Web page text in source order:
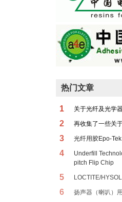
热门文章
1 关于光纤及光学
2 再收集了一些关
3 光纤用胶Epo-
4
Underfill
pitch Flip Chip
5 LOCTITE/
6 扬声器（喇叭）